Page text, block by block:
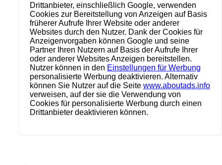
Drittanbieter, einschließlich Google, verwenden
Cookies zur Bereitstellung von Anzeigen auf Basis
früherer Aufrufe Ihrer Website oder anderer
Websites durch den Nutzer. Dank der Cookies für
Anzeigenvorgaben können Google und seine
Partner Ihren Nutzern auf Basis der Aufrufe Ihrer
oder anderer Websites Anzeigen bereitstellen.
Nutzer können in den Einstellungen für Werbung
personalisierte Werbung deaktivieren. Alternativ
können Sie Nutzer auf die Seite www.aboutads.info
verweisen, auf der sie die Verwendung von
Cookies für personalisierte Werbung durch einen
Drittanbieter deaktivieren können.